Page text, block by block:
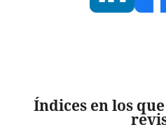
Índices en los